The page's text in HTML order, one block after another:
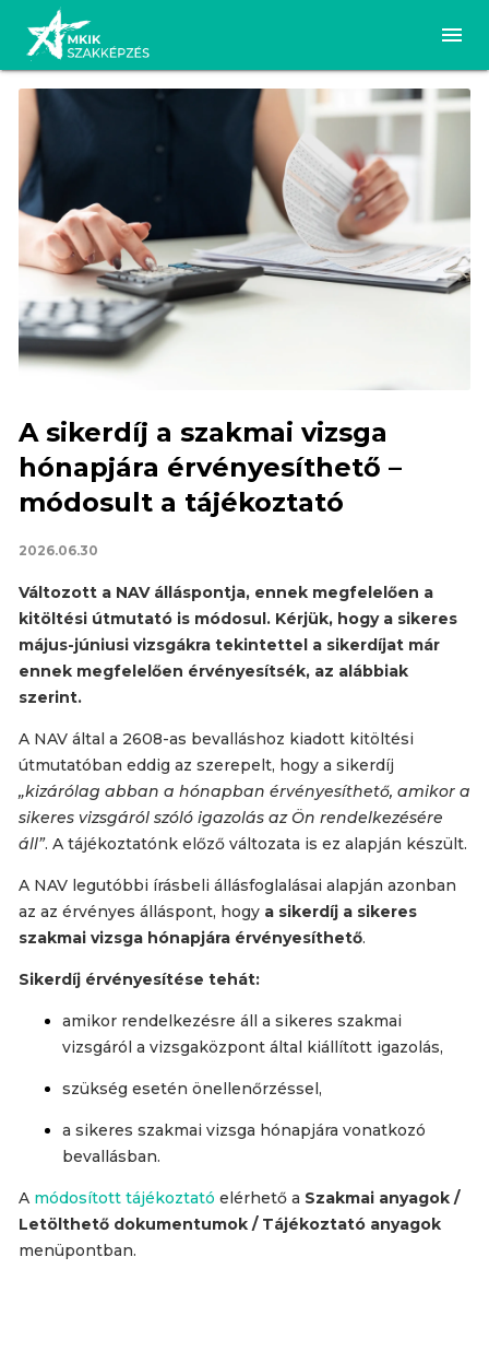
A sikerdíj a szakmai vizsga
hónapjára érvényesíthető –
módosult a tájékoztató
2026.06.30
Változott a NAV álláspontja, ennek megfelelően a
kitöltési útmutató is módosul. Kérjük, hogy a sikeres
május-júniusi vizsgákra tekintettel a sikerdíjat már
ennek megfelelően érvényesítsék, az alábbiak
szerint.
A NAV által a 2608-as bevalláshoz kiadott kitöltési
útmutatóban eddig az szerepelt, hogy a sikerdíj
„kizárólag abban a hónapban érvényesíthető, amikor a
sikeres vizsgáról szóló igazolás az Ön rendelkezésére
áll”. A tájékoztatónk előző változata is ez alapján készült.
A NAV legutóbbi írásbeli állásfoglalásai alapján azonban
az az érvényes álláspont, hogy a sikerdíj a sikeres
szakmai vizsga hónapjára érvényesíthető.
Sikerdíj érvényesítése tehát:
amikor rendelkezésre áll a sikeres szakmai
vizsgáról a vizsgaközpont által kiállított igazolás,
szükség esetén önellenőrzéssel,
a sikeres szakmai vizsga hónapjára vonatkozó
bevallásban.
A módosított tájékoztató elérhető a Szakmai anyagok /
Letölthető dokumentumok / Tájékoztató anyagok
menüpontban.